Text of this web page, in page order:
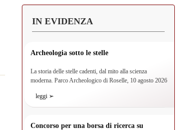
IN EVIDENZA
Archeologia sotto le stelle
La storia delle stelle cadenti, dal mito alla scienza
moderna. Parco Archeologico di Roselle, 10 agosto 2026
leggi ➢
Concorso per una borsa di ricerca su